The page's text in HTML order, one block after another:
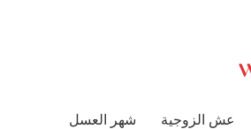
عش الزوجية شهر العسل